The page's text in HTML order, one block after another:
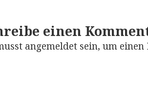
einen
angemeldet sein, um